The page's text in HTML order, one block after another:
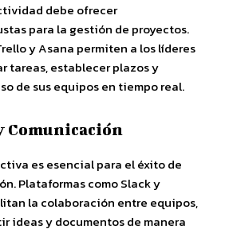
debe ofrecer
para la gestión de proyectos.
y Asana permiten a los líderes
tareas, establecer plazos y
de sus equipos en tiempo real.
Comunicación
es esencial para el éxito de
Plataformas como Slack y
la colaboración entre equipos,
ideas y documentos de manera